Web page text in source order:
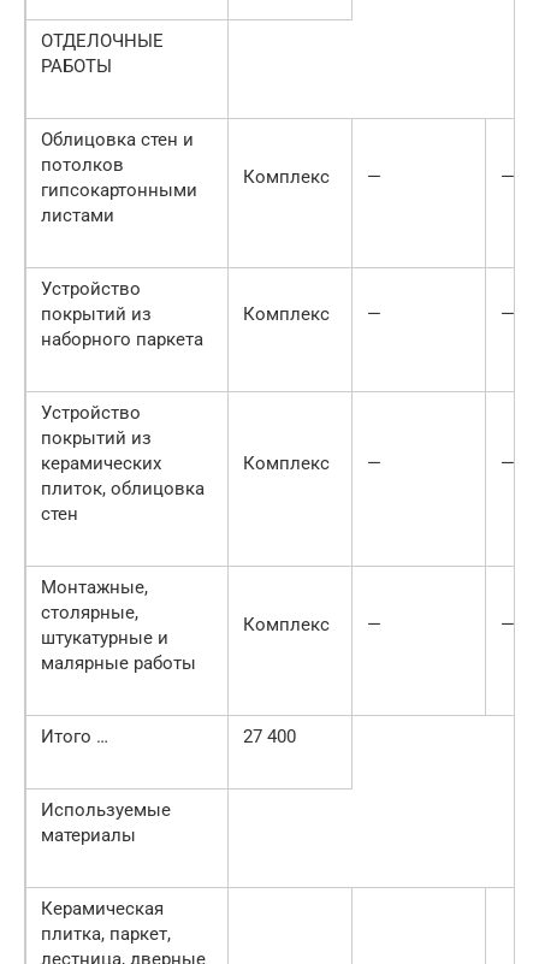
ОТДЕЛОЧНЫЕ
РАБОТЫ
Облицовка стен и
потолков
гипсокартонными
листами
Комплекс — —
Устройство
покрытий из
наборного паркета
Комплекс — —
Устройство
покрытий из
керамических
плиток, об­лицовка
стен
Комплекс — —
Монтажные,
столярные,
штукатурные и
малярные работы
Комплекс — —
Итого … 27 400
Используемые
материалы
Керамическая
плитка, паркет,
лестница, дверные